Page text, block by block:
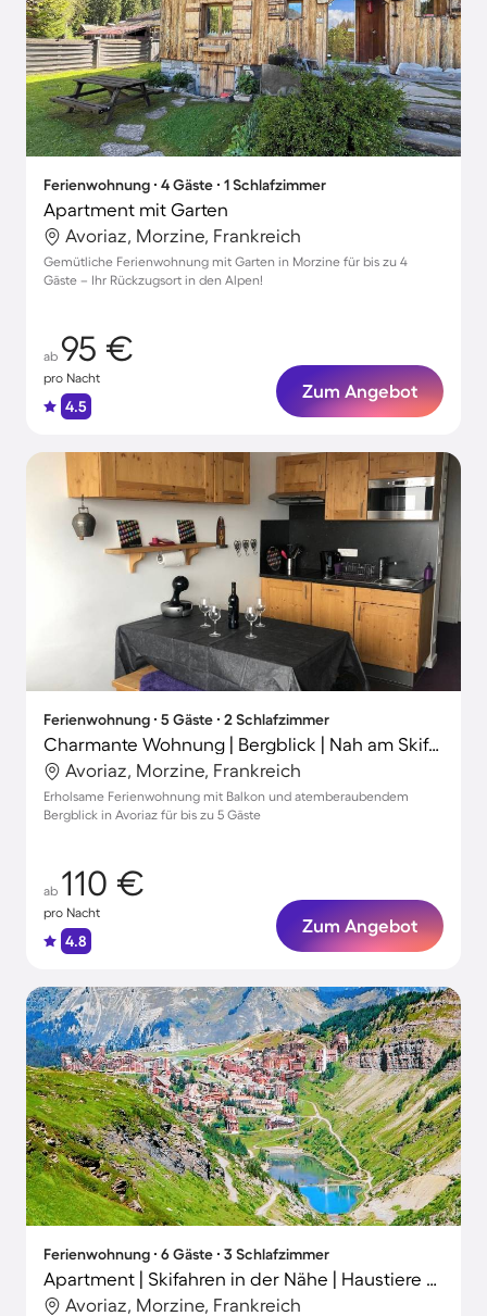
Ferienwohnung ∙ 4 Gäste ∙ 1 Schlafzimmer
Apartment mit Garten
Avoriaz, Morzine, Frankreich
Gemütliche Ferienwohnung mit Garten in Morzine für bis zu 4
Gäste – Ihr Rückzugsort in den Alpen!
ab 95 €
pro Nacht
4.5
Zum Angebot
Ferienwohnung ∙ 5 Gäste ∙ 2 Schlafzimmer
Charmante Wohnung | Bergblick | Nah am Skifahren
Avoriaz, Morzine, Frankreich
Erholsame Ferienwohnung mit Balkon und atemberaubendem
Bergblick in Avoriaz für bis zu 5 Gäste
ab 110 €
pro Nacht
4.8
Zum Angebot
Ferienwohnung ∙ 6 Gäste ∙ 3 Schlafzimmer
Apartment | Skifahren in der Nähe | Haustiere sind willkommen
Avoriaz, Morzine, Frankreich